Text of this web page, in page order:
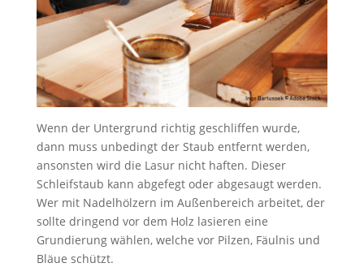
Wenn der Untergrund richtig geschliffen wurde,
dann muss unbedingt der Staub entfernt werden,
ansonsten wird die Lasur nicht haften. Dieser
Schleifstaub kann abgefegt oder abgesaugt werden.
Wer mit Nadelhölzern im Außenbereich arbeitet, der
sollte dringend vor dem Holz lasieren eine
Grundierung wählen, welche vor Pilzen, Fäulnis und
Bläue schützt.